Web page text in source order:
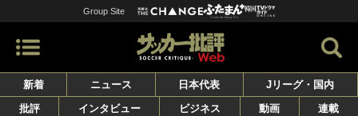
Group Site
新着 ニュース 日本代表
Jリーグ・国内
批評
インタビュー ビジネス 動画 連載